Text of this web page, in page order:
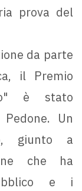
prova del
da parte
il Premio
è stato
Un
giunto a
che ha
e i